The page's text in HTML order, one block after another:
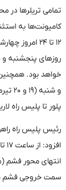
تمامی تریلرها در
کامیونت‌ها به
خواهد بود.
و
پلور تا پلیس راه
رئیس پلیس راه
انتهای محور فشم
سمت خروجی فشم